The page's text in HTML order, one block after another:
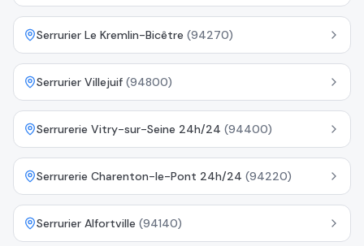
Serrurier Le Kremlin-Bicêtre (94270)
Serrurier Villejuif (94800)
Serrurerie Vitry-sur-Seine 24h/24 (94400)
Serrurerie Charenton-le-Pont 24h/24 (94220)
Serrurier Alfortville (94140)